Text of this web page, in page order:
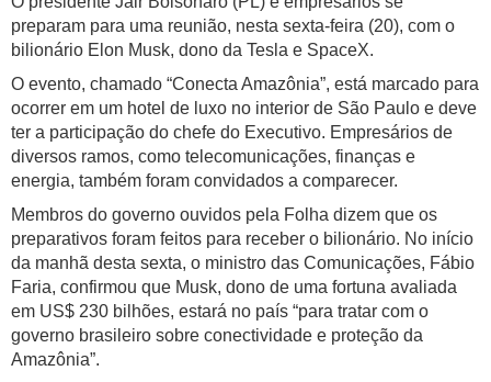
preparam para uma reunião, nesta sexta-feira (20), com o
bilionário Elon Musk, dono da Tesla e SpaceX.
O evento, chamado “Conecta Amazônia”, está marcado para
ocorrer em um hotel de luxo no interior de São Paulo e deve
ter a participação do chefe do Executivo. Empresários de
diversos ramos, como telecomunicações, finanças e
energia, também foram convidados a comparecer.
Membros do governo ouvidos pela Folha dizem que os
preparativos foram feitos para receber o bilionário. No início
da manhã desta sexta, o ministro das Comunicações, Fábio
Faria, confirmou que Musk, dono de uma fortuna avaliada
em US$ 230 bilhões, estará no país “para tratar com o
governo brasileiro sobre conectividade e proteção da
Amazônia”.